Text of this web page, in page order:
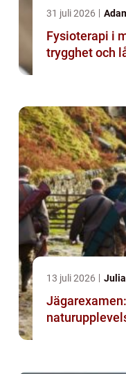
31 juli 2026
Fysioterapi i
trygghet och
13 juli 2026